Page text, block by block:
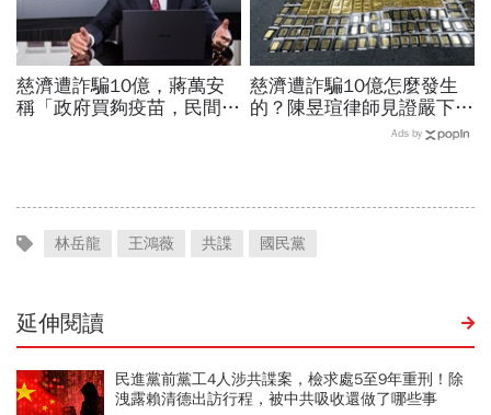
慈濟遭詐騙10億，蔣萬安
稱「政府買夠疫苗，民間就
慈濟遭詐騙10億怎麼發生
的？陳昱瑄律師見證嚴下跪
博信任！豪宅藏158公斤黃
Ads by
林岳龍 王鴻薇 共諜 國民黨
延伸閱讀
民進黨前黨工4人涉共諜案，檢求處5至9年重刑！除
洩露賴清德出訪行程，被中共吸收還做了哪些事